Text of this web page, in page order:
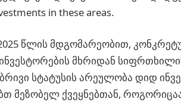
in these areas.
წლის მდგომარეობით,
მხრიდან სიფრთხილის
სტატუსის არეულობა დიდ
მეზობელ ქვეყნებთან,